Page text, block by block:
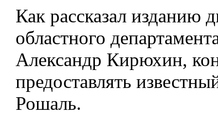
Как рассказал изданию
областного
Александр Кирюхин,
предоставлять
Рошаль.